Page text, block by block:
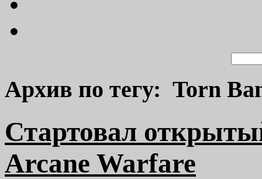
Архив по тегу: Torn
Стартовал
Arcane Warfare